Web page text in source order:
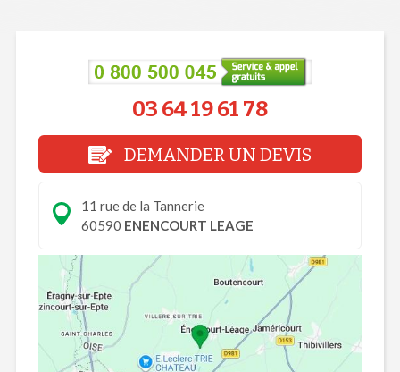
03 64 19 61 78
DEMANDER UN DEVIS
11 rue de la Tannerie
60590 ENENCOURT LEAGE